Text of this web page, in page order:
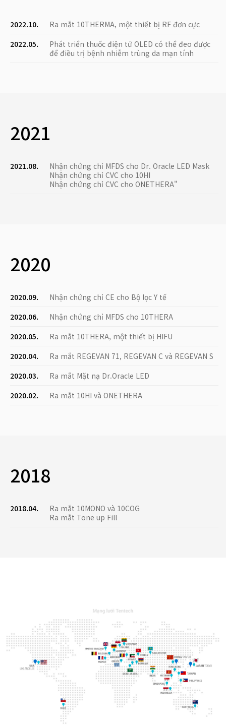
2022.10.
Ra mắt 10THERMA, một thiết bị RF đơn cực
2022.05.
Phát triển thuốc điện tử OLED có thể đeo được
để điều trị bệnh nhiễm trùng da mạn tính
2021
2021.08.
Nhận chứng chỉ MFDS cho Dr. Oracle LED Mask
Nhận chứng chỉ CVC cho 10HI
Nhận chứng chỉ CVC cho ONETHERA"
2020
2020.09.
Nhận chứng chỉ CE cho Bộ lọc Y tế
2020.06.
Nhận chứng chỉ MFDS cho 10THERA
2020.05.
Ra mắt 10THERA, một thiết bị HIFU
2020.04.
Ra mắt REGEVAN 71, REGEVAN C và REGEVAN S
2020.03.
Ra mắt Mặt nạ Dr.Oracle LED
2020.02.
Ra mắt 10HI và ONETHERA
2018
2018.04.
Ra mắt 10MONO và 10COG
Ra mắt Tone up Fill